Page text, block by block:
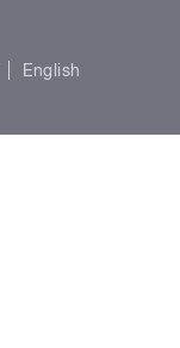
English